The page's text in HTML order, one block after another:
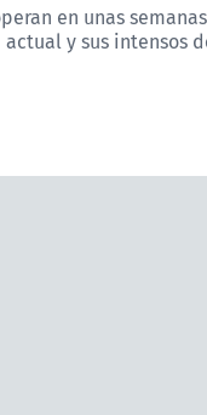
en unas
y sus intensos